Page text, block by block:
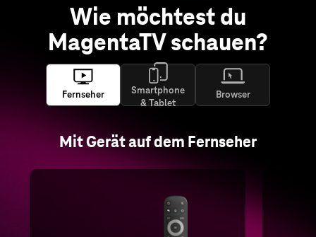
Wie möchtest du
MagentaTV schauen?
Fernseher
Smartphone
& Tablet
Browser
Mit Gerät auf dem Fernseher